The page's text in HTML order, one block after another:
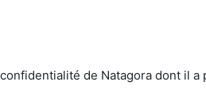
de Natagora dont il a